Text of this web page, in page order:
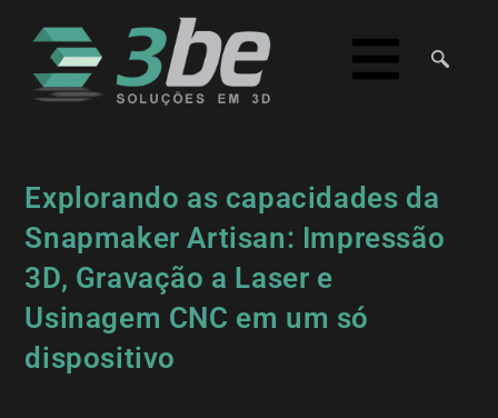
Explorando as capacidades da
Snapmaker Artisan: Impressão
3D, Gravação a Laser e
Usinagem CNC em um só
dispositivo